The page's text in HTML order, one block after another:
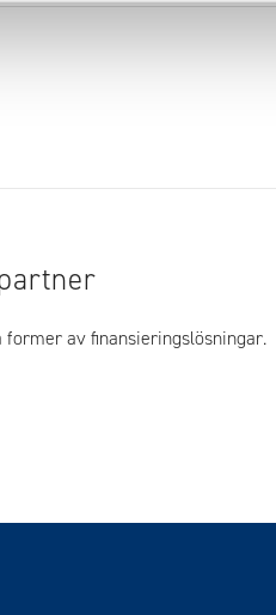
av finansieringslösningar.